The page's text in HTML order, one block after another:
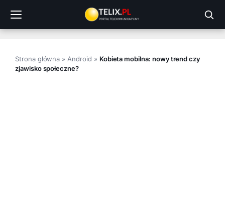
treści
Strona główna » Android » Kobieta mobilna: nowy trend czy
zjawisko społeczne?